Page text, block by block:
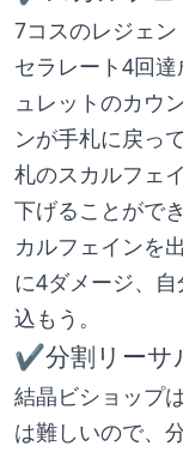
7コスのレジェ
セラレート4回
ュレットのカウ
ンが手札に戻っ
札のスカルフェ
下げることがで
カルフェインを
に4ダメージ、
込もう。
✔分割リーサ
結晶ビショップ
は難しいので、